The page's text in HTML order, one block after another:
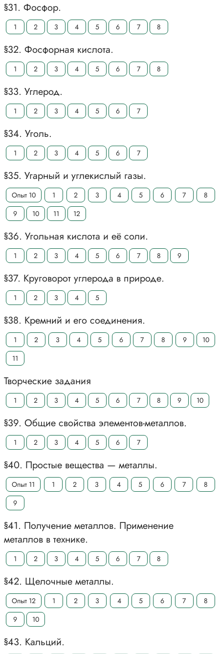
§31. Фосфор.
1 2 3 4 5 6 7 8
§32. Фосфорная кислота.
1 2 3 4 5 6 7 8
§33. Углерод.
1 2 3 4 5 6 7
§34. Уголь.
1 2 3 4 5 6 7
§35. Угарный и углекислый газы.
Опыт 10 1 2 3 4 5 6 7
8
9
10 11 12
§36. Угольная кислота и её соли.
1 2 3 4 5 6 7 8 9
§37. Круговорот углерода в природе.
1 2 3 4 5
§38. Кремний и его соединения.
1 2 3 4 5 6 7 8 9
10
11
Творческие задания
1 2 3 4 5 6 7 8 9 10
§39. Общие свойства элементов-металлов.
1 2 3 4 5 6 7
§40. Простые вещества — металлы.
Опыт 11 1 2 3 4 5 6 7
8
9
§41. Получение металлов. Применение
металлов в технике.
1 2 3 4 5 6 7 8
§42. Щелочные металлы.
Опыт 12 1 2 3 4 5 6 7
8
9
10
§43. Кальций.